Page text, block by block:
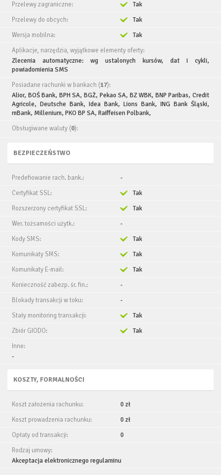
Przelewy zagraniczne:
Tak
Przelewy do obcych:
Tak
Wersja mobilna:
Tak
Aplikacje, narzędzia, wyjątkowe elementy oferty:
Zlecenia automatyczne: wg ustalonych kursów, dat i cykli,
powiadomienia SMS
Posiadane rachunki w bankach (17):
Alior, BOŚ Bank, BPH SA, BGŻ, Pekao SA, BZ WBK, BNP Paribas, Credit
Agricole, Deutsche Bank, Idea Bank, Lions Bank, ING Bank Śląski,
mBank, Millenium, PKO BP SA, Raiffeisen Polbank,
Obsługiwane waluty (0):
BEZPIECZEŃSTWO
Predefiowanie rach. bank.:
-
Certyfikat SSL:
Tak
Rozszerzony certyfikat SSL:
Tak
Wer. tożsamości użytk.:
-
Kody SMS:
Tak
Komunikaty SMS:
Tak
Komunikaty E-mail:
Tak
Konieczność zabezp. śr. fin.:
-
Blokady transakcji w toku:
-
Stały monitoring transakcji:
Tak
Zbiór GIODO:
Tak
Inne:
-
KOSZTY, FORMALNOŚCI
Koszt założenia rachunku:
0 zł
Koszt prowadzenia rachunku:
0 zł
Opłaty od transakcji:
0
Rodzaj umowy:
Akceptacja elektronicznego regulaminu